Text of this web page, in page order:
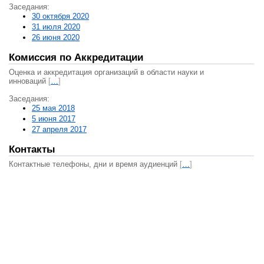
Заседания:
30 октября 2020
31 июля 2020
26 июня 2020
Комиссия по Аккредитации
Оценка и аккредитация организаций в области науки и
инноваций […]
Заседания:
25 мая 2018
5 июня 2017
27 апреля 2017
Контакты
Контактные телефоны, дни и время аудиенций […]